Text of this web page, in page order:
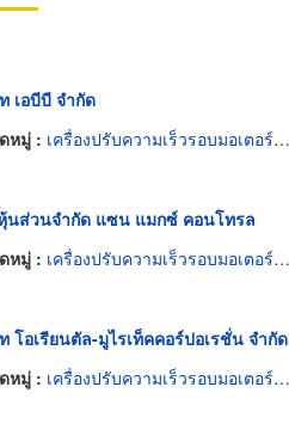
เอบีบี จำกัด
หมู่ : เครื่องปรับความเร็วรอบมอเตอร์ไฟฟ้า
นส่วนจำกัด แซน แมกซ์ คอนโทรล
หมู่ : เครื่องปรับความเร็วรอบมอเตอร์ไฟฟ้า
โอเรียนตัล-มูไรเท็คคอร์ปอเรชั่น จำกัด
หมู่ : เครื่องปรับความเร็วรอบมอเตอร์ไฟฟ้า